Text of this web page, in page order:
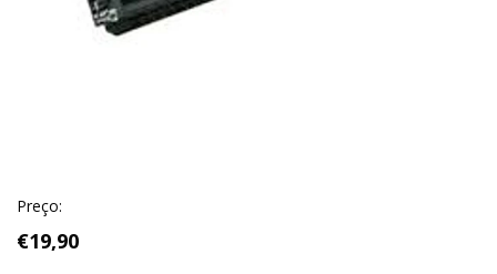
Preço:
€19,90